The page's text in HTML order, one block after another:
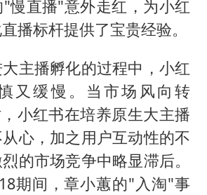
慢直播"意外走红，为小红
播标杆提供了宝贵经验。
主播孵化的过程中，小红
又缓慢。当市场风向转
小红书在培养原生大主播
心，加之用户互动性的不
的市场竞争中略显滞后。
期间，章小蕙的"入淘"事